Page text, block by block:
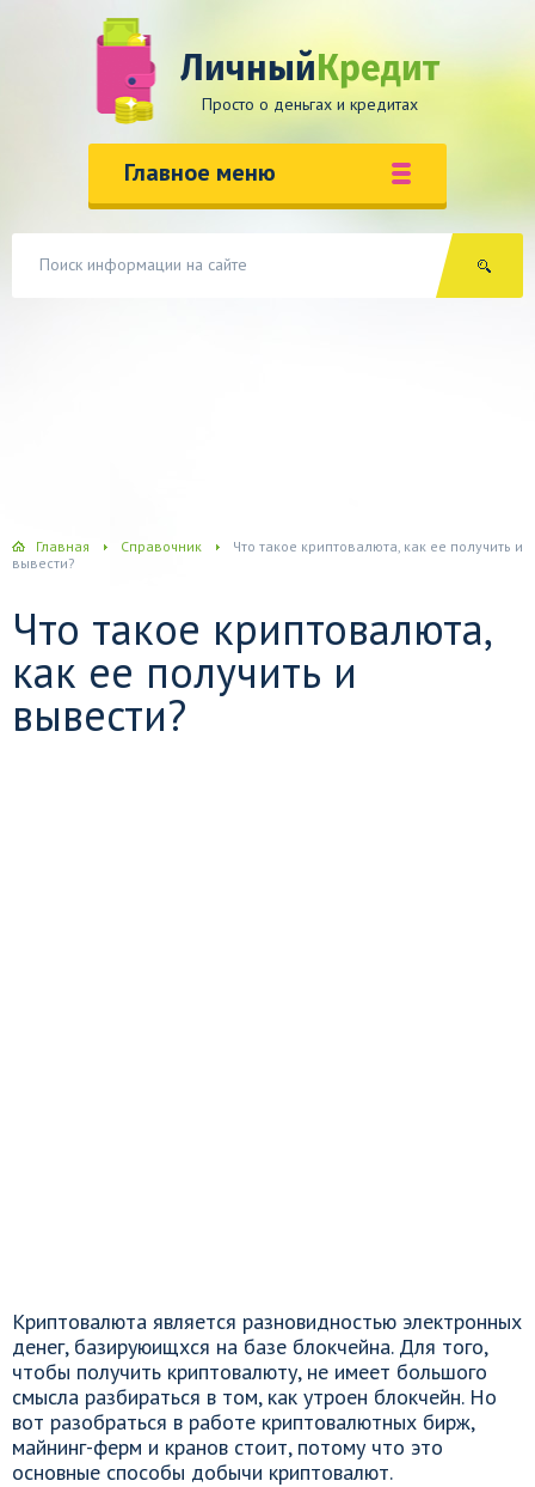
Личный Кредит
Просто о деньгах и кредитах
Главное меню
Главная Справочник
Что такое криптовалюта, как ее получить и
вывести?
Что такое криптовалюта,
как ее получить и
вывести?
Криптовалюта является разновидностью электронных
денег, базируюищхся на базе блокчейна. Для того,
чтобы получить криптовалюту, не имеет большого
смысла разбираться в том, как утроен блокчейн. Но
вот разобраться в работе криптовалютных бирж,
майнинг-ферм и кранов стоит, потому что это
основные способы добычи криптовалют.